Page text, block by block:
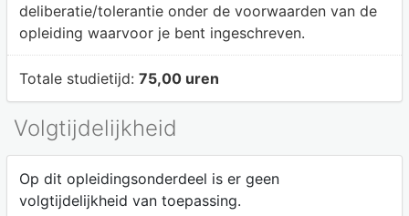
deliberatie/tolerantie onder de voorwaarden van de
opleiding waarvoor je bent ingeschreven.
Totale studietijd: 75,00 uren
Volgtijdelijkheid
Op dit opleidingsonderdeel is er geen
volgtijdelijkheid van toepassing.